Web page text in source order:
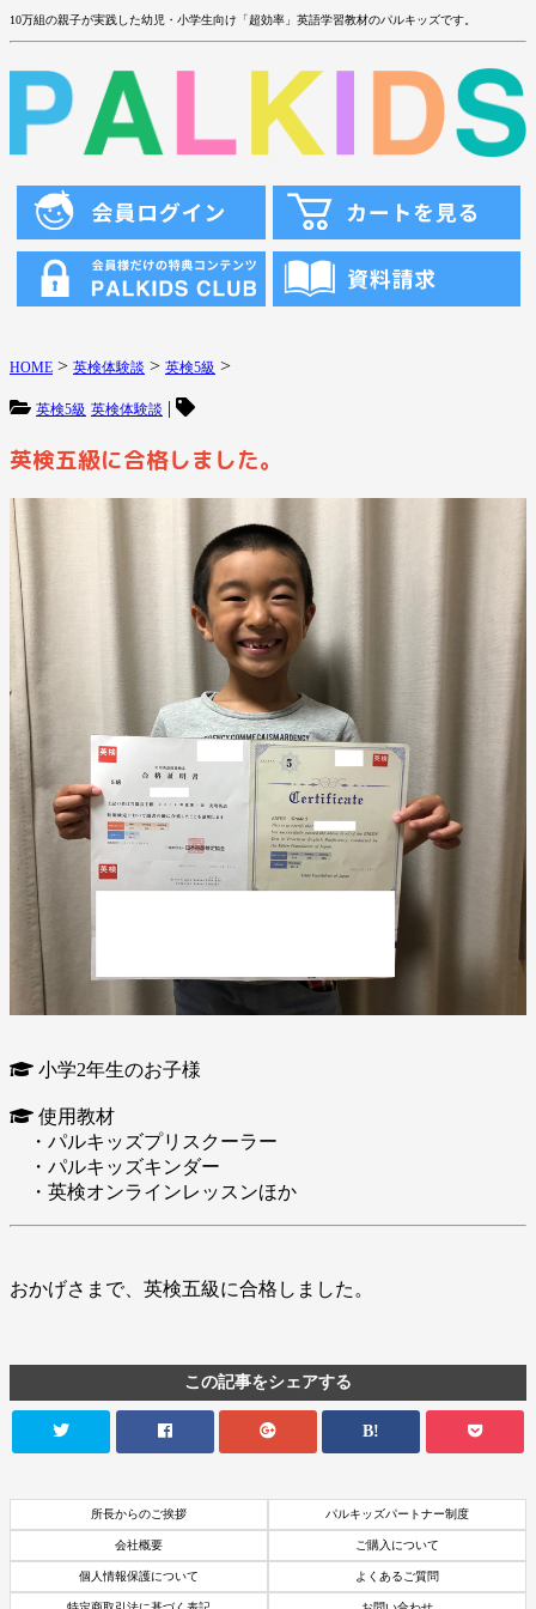
10万組の親子が実践した幼児・小学生向け「超効率」英語学習教材のパルキッズです。
HOME > 英検体験談 > 英検5級 >
英検5級 英検体験談 |
英検五級に合格しました。
小学2年生のお子様
使用教材
・パルキッズプリスクーラー
・パルキッズキンダー
・英検オンラインレッスンほか
おかげさまで、英検五級に合格しました。
この記事をシェアする
B!
所長からのご挨拶 パルキッズパートナー制度
会社概要 ご購入について
個人情報保護について よくあるご質問